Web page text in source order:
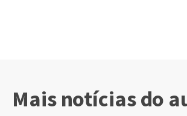
Mais notícias do